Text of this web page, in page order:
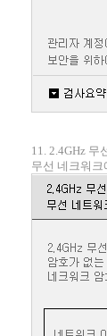
11. 2.4GHz 무
무선 네크워